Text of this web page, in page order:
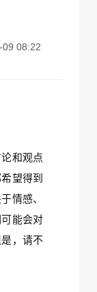
09 08:22
和观点
望得到
情感、
能会对
，请不